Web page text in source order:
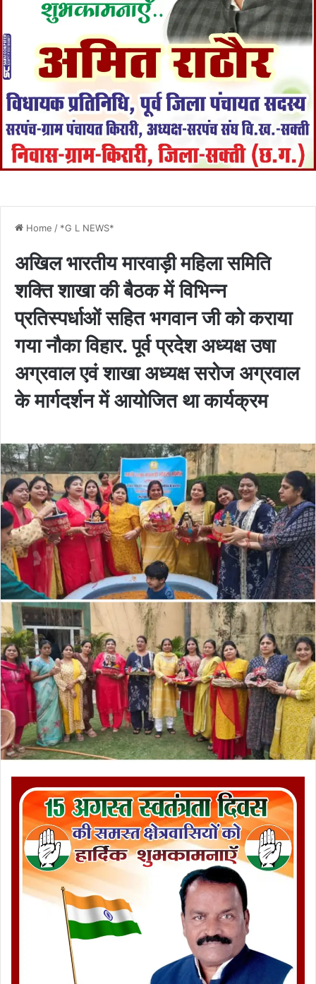
Home / *G L NEWS*
अखिल भारतीय मारवाड़ी महिला समिति
शक्ति शाखा की बैठक में विभिन्न
प्रतिस्पर्धाओं सहित भगवान जी को कराया
गया नौका विहार. पूर्व प्रदेश अध्यक्ष उषा
अग्रवाल एवं शाखा अध्यक्ष सरोज अग्रवाल
के मार्गदर्शन में आयोजित था कार्यक्रम